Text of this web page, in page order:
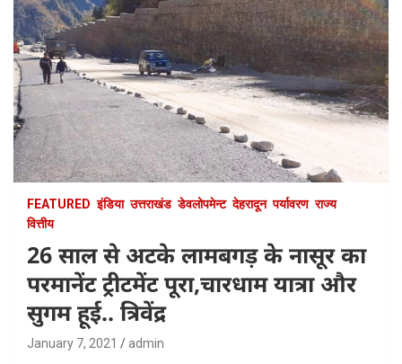
FEATURED इंडिया उत्तराखंड डेवलोपमेन्ट देहरादून पर्यावरण राज्य
वित्तीय
26 साल से अटके लामबगड़ के नासूर का
परमानेंट ट्रीटमेंट पूरा,चारधाम यात्रा और
सुगम हूई.. त्रिवेंद्र
January 7, 2021 admin